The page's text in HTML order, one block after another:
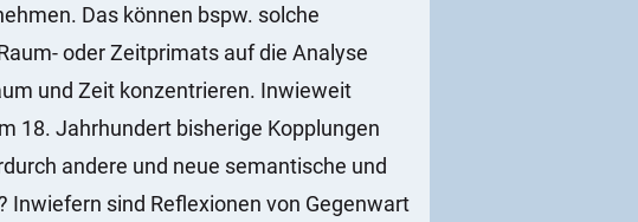
Das können bspw. solche
oder Zeitprimats auf die Analyse
und Zeit konzentrieren. Inwieweit
18. Jahrhundert bisherige Kopplungen
andere und neue semantische und
sind Reflexionen von Gegenwart